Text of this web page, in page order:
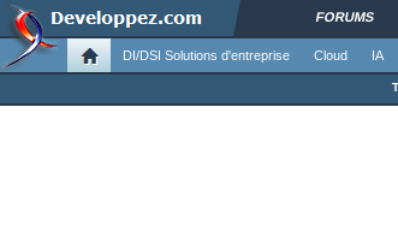
FORUMS
DI/DSI Solutions d'entreprise Cloud IA